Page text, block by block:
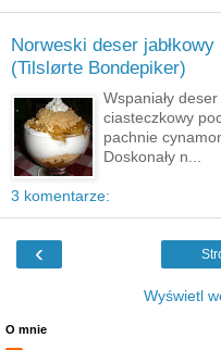
Norweski deser jabłkowy
(Tilslørte Bondepiker)
Wspaniały
ciasteczkowy
pachnie
Doskonały n...
3 komentarze:
‹
Wyświetl
O mnie